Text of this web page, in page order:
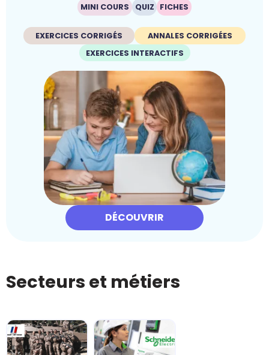
MINI COURS QUIZ FICHES
EXERCICES CORRIGÉS
ANNALES CORRIGÉES
EXERCICES INTERACTIFS
DÉCOUVRIR
Secteurs et métiers